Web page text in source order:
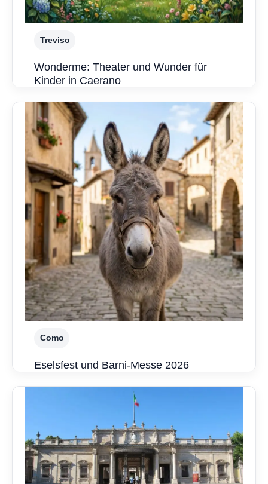
Treviso
Wonderme: Theater und Wunder für
Kinder in Caerano
Como
Eselsfest und Barni-Messe 2026